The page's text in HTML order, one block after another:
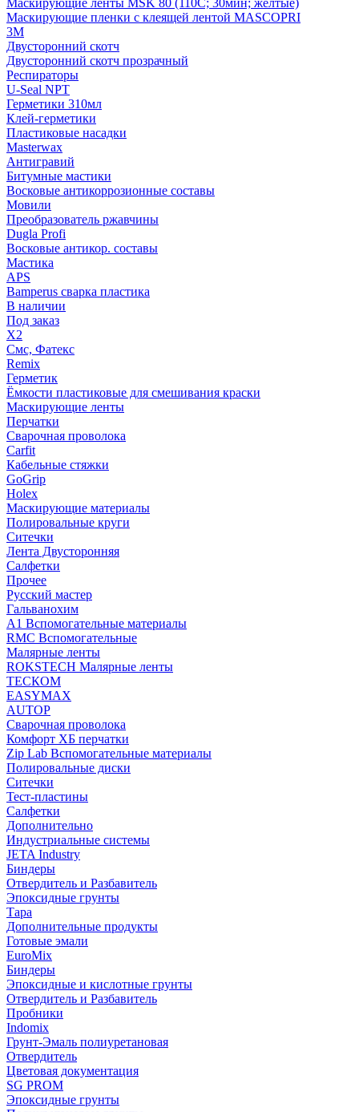
Маскирующие ленты MSK 80 (110С; 30мин; желтые)
Маскирующие пленки с клеящей лентой MASCOPRI
3M
Двусторонний скотч
Двусторонний скотч прозрачный
Респираторы
U-Seal NPT
Герметики 310мл
Клей-герметики
Пластиковые насадки
Masterwax
Антигравий
Битумные мастики
Восковые антикоррозионные составы
Мовили
Преобразователь ржавчины
Dugla Profi
Восковые антикор. составы
Мастика
APS
Bamperus сварка пластика
В наличии
Под заказ
X2
Смс, Фатекс
Remix
Герметик
Ёмкости пластиковые для смешивания краски
Маскирующие ленты
Перчатки
Сварочная проволока
Carfit
Кабельные стяжки
GoGrip
Holex
Маскирующие материалы
Полировальные круги
Ситечки
Лента Двусторонняя
Салфетки
Прочее
Русский мастер
Гальванохим
А1 Вспомогательные материалы
RMC Вспомогательные
Малярные ленты
ROKSTECH Малярные ленты
ТЕСКОМ
EASYMAX
AUTOP
Сварочная проволока
Комфорт ХБ перчатки
Zip Lab Вспомогательные материалы
Полировальные диски
Ситечки
Тест-пластины
Салфетки
Дополнительно
Индустриальные системы
JETA Industry
Биндеры
Отвердитель и Разбавитель
Эпоксидные грунты
Тара
Дополнительные продукты
Готовые эмали
EuroMix
Биндеры
Эпоксидные и кислотные грунты
Отвердитель и Разбавитель
Пробники
Indomix
Грунт-Эмаль полиуретановая
Отвердитель
Цветовая документация
SG PROM
Эпоксидные грунты